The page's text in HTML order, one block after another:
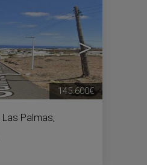
>
Las Palmas,
145.600€